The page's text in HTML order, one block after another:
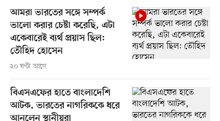
আমরা ভারতের সঙ্গে সম্পর্ক
ভালো করার চেষ্টা করেছি, এটা
একেবারেই ব্যর্থ প্রয়াস ছিল:
তৌহিদ হোসেন
২০ ঘণ্টা আগে
বিএসএফের হাতে বাংলাদেশি
আটক, ভারতের নাগরিককে ধরে